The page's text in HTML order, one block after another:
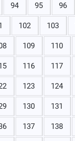
94 95 96
102 103
109 110
116 117
123 124
130 131
137 138